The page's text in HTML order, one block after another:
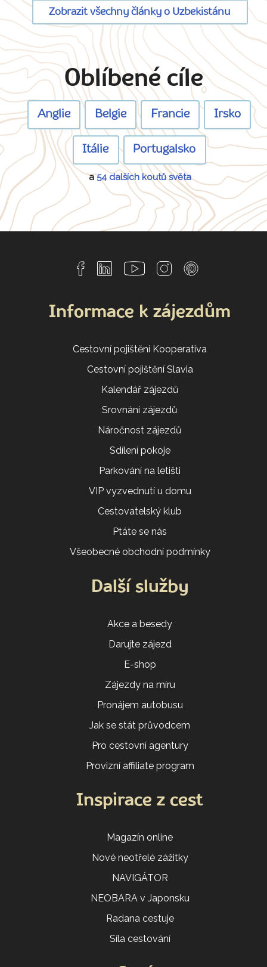
Zobrazit všechny články o Uzbekistánu
Oblíbené cíle
Anglie Belgie Francie Irsko
Itálie Portugalsko
a54 dalších koutů světa
Informace k zájezdům
Cestovní pojištění Kooperativa
Cestovní pojištění Slavia
Kalendář zájezdů
Srovnání zájezdů
Náročnost zájezdů
Sdílení pokoje
Parkování na letišti
VIP vyzvednutí u domu
Cestovatelský klub
Ptáte se nás
Všeobecné obchodní podmínky
Další služby
Akce a besedy
Darujte zájezd
E-shop
Zájezdy na míru
Pronájem autobusu
Jak se stát průvodcem
Pro cestovní agentury
Provizní affiliate program
Inspirace z cest
Magazín online
Nové neotřelé zážitky
NAVIGÁTOR
NEOBARA v Japonsku
Radana cestuje
Síla cestování